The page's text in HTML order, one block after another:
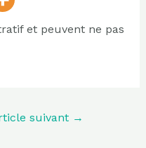
et peuvent ne pas
suivant →